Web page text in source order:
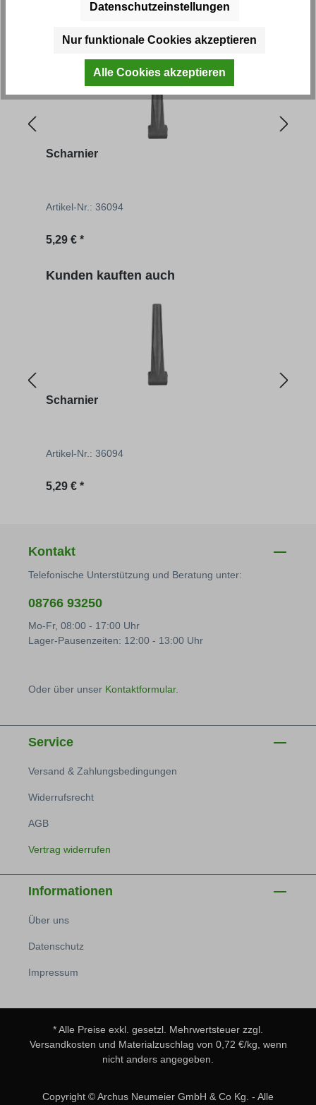
Produktgalerie überspringen
Kunden haben sich ebenfalls
Scharnier
Artikel-Nr.: 36094
Regulärer Preis:
5,29 € *
Produktgalerie überspringen
Kunden kauften auch
Scharnier
Artikel-Nr.: 36094
Regulärer Preis:
5,29 € *
Kontakt
Telefonische Unterstützung und Beratung unter:
08766 93250
Mo-Fr, 08:00 - 17:00 Uhr
Lager-Pausenzeiten: 12:00 - 13:00 Uhr
Oder über unser Kontaktformular.
Service
Versand & Zahlungsbedingungen
Widerrufsrecht
AGB
Vertrag widerrufen
Informationen
Über uns
Datenschutz
Impressum
* Alle Preise exkl. gesetzl. Mehrwertsteuer zzgl.
Versandkosten und Materialzuschlag von 0,72 €/kg, wenn
nicht anders angegeben.
Copyright © Archus Neumeier GmbH & Co Kg. - Alle
Datenschutzeinstellungen
Nur funktionale Cookies akzeptieren
Alle Cookies akzeptieren